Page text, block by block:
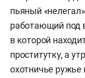
пьяный
работающий под
в которой
проститутку, а
охотничье